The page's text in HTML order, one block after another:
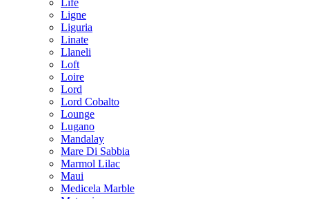
Life
Ligne
Liguria
Linate
Llaneli
Loft
Loire
Lord
Lord Cobalto
Lounge
Lugano
Mandalay
Mare Di Sabbia
Marmol Lilac
Maui
Medicela Marble